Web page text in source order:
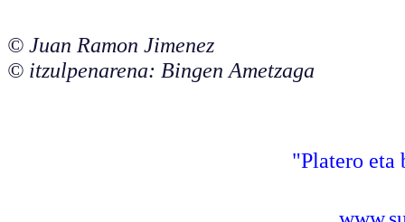
© Juan Ramon Jimenez
© itzulpenarena: Bingen Ametzaga
"Platero eta